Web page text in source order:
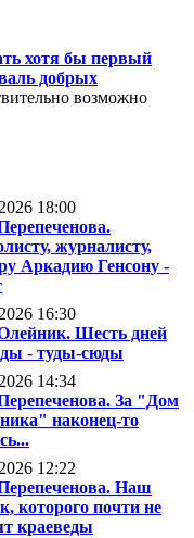
хотя бы первый
добрых
возможно
18:00
журналисту,
Аркадию Генсону -
16:30
Шесть дней
- туды-сюды
14:34
За "Дом
наконец-то
12:22
Наш
которого почти не
краеведы